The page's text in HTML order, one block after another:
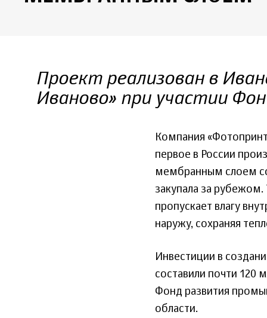
Проект реализован в
Иваново» при участии
Компания
первое в России
мембранным слоем
закупала за
пропускает влагу
наружу, сохраняя
Инвестиции в
составили почти 120
Фонд развития
области.